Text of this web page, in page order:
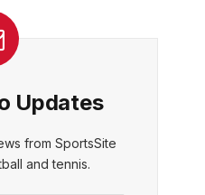
Updates
from SportsSite
and tennis.